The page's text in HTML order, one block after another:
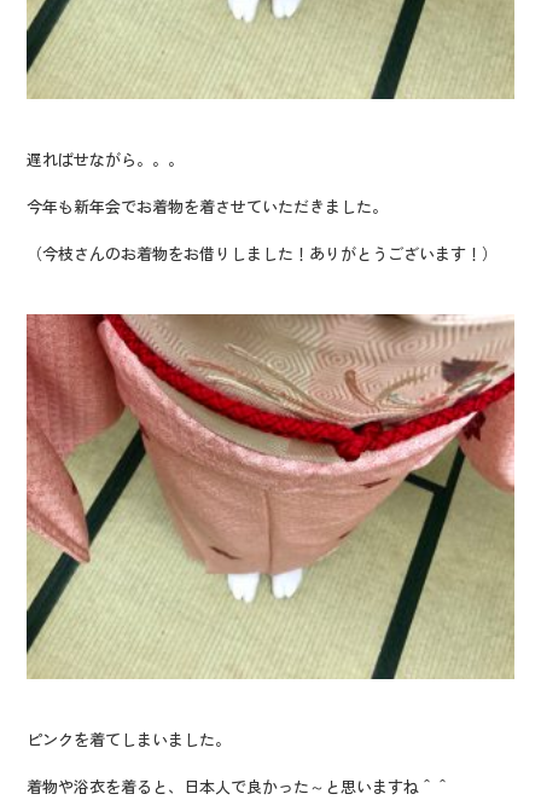
遅ればせながら。。。
今年も新年会でお着物を着させていただきました。
（今枝さんのお着物をお借りしました！ありがとうございます！）
ピンクを着てしまいました。
着物や浴衣を着ると、日本人で良かった～と思いますね＾＾